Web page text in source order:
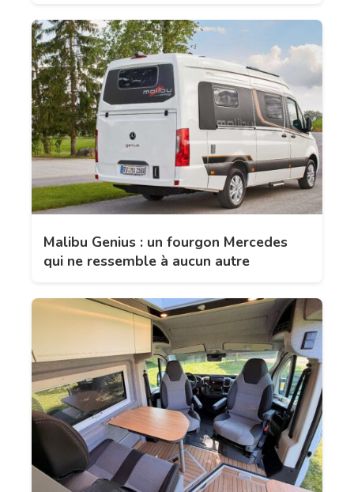
Malibu Genius : un fourgon Mercedes
qui ne ressemble à aucun autre